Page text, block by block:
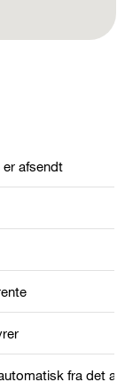
er afsendt
fra det